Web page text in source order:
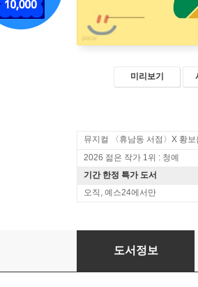
미리보기
2026 젊은 작가 1위 : 청예
기간 한정 특가 도서
오직, 예스24에서만
편협의 완성
도서정보